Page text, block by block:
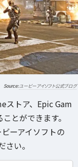
ユービーアイソフト公式ブログ
ストア、Epic Gam
とができます。
ーアイソフトの
さい。